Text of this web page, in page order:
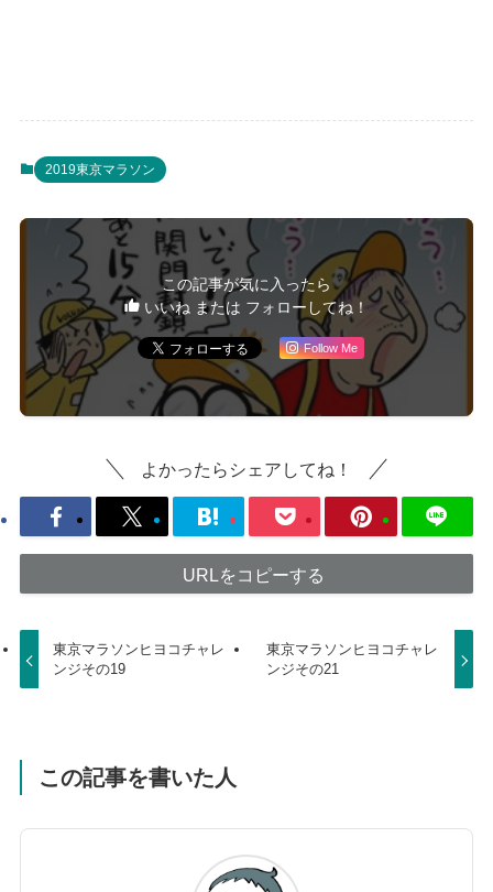
2019東京マラソン
この記事が気に入ったら
いいね または フォローしてね！
Follow Me
よかったらシェアしてね！
URLをコピーする
東京マラソンヒヨコチャレ
ンジその19
東京マラソンヒヨコチャレ
ンジその21
この記事を書いた人